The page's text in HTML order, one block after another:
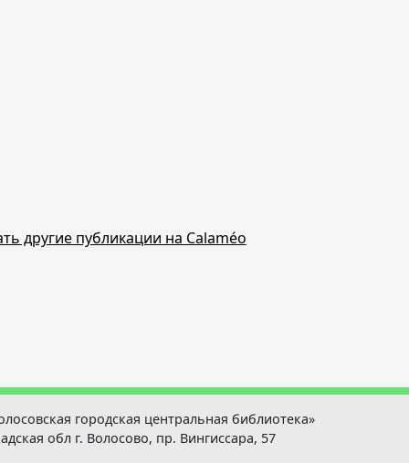
другие публикации на Calaméo
городская центральная библиотека»
обл г. Волосово, пр. Вингиссара, 57